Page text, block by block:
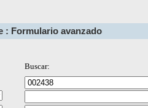
: Formulario avanzado
Buscar: